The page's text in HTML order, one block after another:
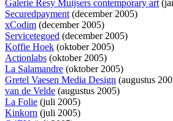
Galerie Resy Muijsers contemporary art
Securedpayment(december 2005)
xCodim (december 2005)
Servicetegoed (december 2005)
Koffie Hoek (oktober 2005)
Actionlabs (oktober 2005)
La Salamandre (oktober 2005)
Gretel Vaesen Media Design (augustus
van de Velde (augustus 2005)
La Folie (juli 2005)
Kinkorn (juli 2005)